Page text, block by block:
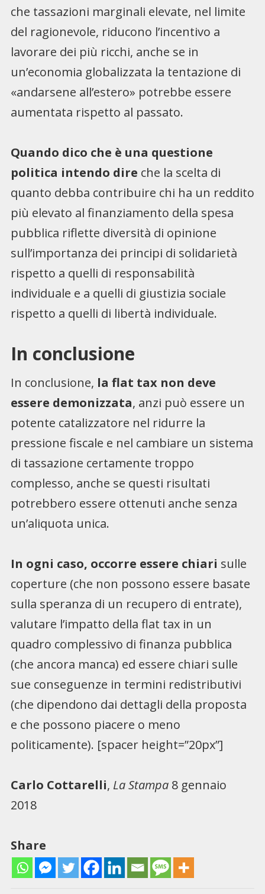
che tassazioni marginali elevate, nel limite
del ragionevole, riducono l’incentivo a
lavorare dei più ricchi, anche se in
un’economia globalizzata la tentazione di
«andarsene all’estero» potrebbe essere
aumentata rispetto al passato.
Quando dico che è una questione
politica intendo dire che la scelta di
quanto debba contribuire chi ha un reddito
più elevato al finanziamento della spesa
pubblica riflette diversità di opinione
sull’importanza dei principi di solidarietà
rispetto a quelli di responsabilità
individuale e a quelli di giustizia sociale
rispetto a quelli di libertà individuale.
In conclusione
In conclusione, la flat tax non deve
essere demonizzata, anzi può essere un
potente catalizzatore nel ridurre la
pressione fiscale e nel cambiare un sistema
di tassazione certamente troppo
complesso, anche se questi risultati
potrebbero essere ottenuti anche senza
un’aliquota unica.
In ogni caso, occorre essere chiari sulle
coperture (che non possono essere basate
sulla speranza di un recupero di entrate),
valutare l’impatto della flat tax in un
quadro complessivo di finanza pubblica
(che ancora manca) ed essere chiari sulle
sue conseguenze in termini redistributivi
(che dipendono dai dettagli della proposta
e che possono piacere o meno
politicamente). [spacer height=”20px”]
Carlo Cottarelli, La Stampa8 gennaio
2018
Share